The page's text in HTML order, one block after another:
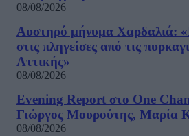
08/08/2026
Αυστηρό μήνυμα Χαρδαλιά:
στις πληγείσες από τις
Αττικής»
08/08/2026
Evening Report στο One
Γιώργος Μουρούτης, Μαρία
08/08/2026